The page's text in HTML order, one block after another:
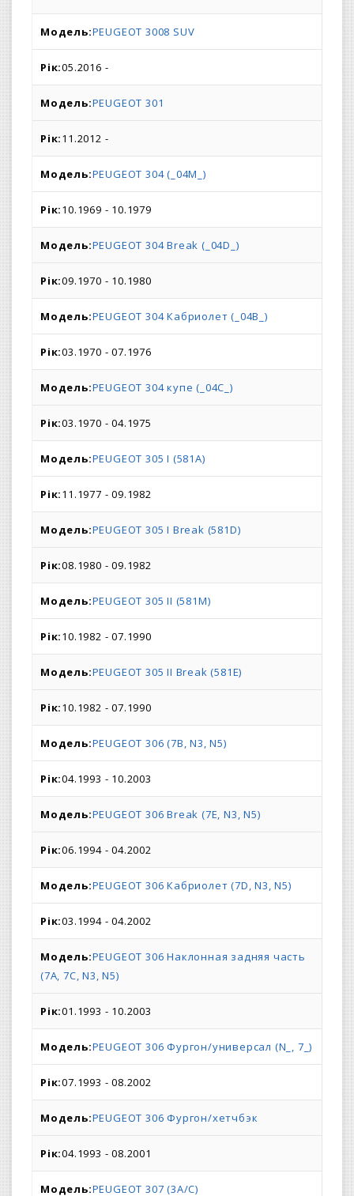
PEUGEOT 3008 SUV
05.2016 -
PEUGEOT 301
11.2012 -
PEUGEOT 304 (_04M_)
10.1969 - 10.1979
PEUGEOT 304 Break (_04D_)
09.1970 - 10.1980
PEUGEOT 304 Кабриолет (_04B_)
03.1970 - 07.1976
PEUGEOT 304 купе (_04C_)
03.1970 - 04.1975
PEUGEOT 305 I (581A)
11.1977 - 09.1982
PEUGEOT 305 I Break (581D)
08.1980 - 09.1982
PEUGEOT 305 II (581M)
10.1982 - 07.1990
PEUGEOT 305 II Break (581E)
10.1982 - 07.1990
PEUGEOT 306 (7B, N3, N5)
04.1993 - 10.2003
PEUGEOT 306 Break (7E, N3, N5)
06.1994 - 04.2002
PEUGEOT 306 Кабриолет (7D, N3, N5)
03.1994 - 04.2002
PEUGEOT 306 Наклонная задняя часть
(7A, 7C, N3, N5)
01.1993 - 10.2003
PEUGEOT 306 Фургон/универсал (N_, 7_)
07.1993 - 08.2002
PEUGEOT 306 Фургон/хетчбэк
04.1993 - 08.2001
PEUGEOT 307 (3A/C)